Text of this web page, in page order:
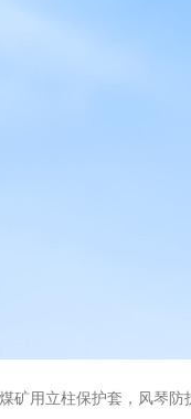
矿用立柱保护套，风琴